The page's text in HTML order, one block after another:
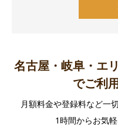
名古屋・岐阜・エ
でご利
月額料金や登録料など一
1時間からお気